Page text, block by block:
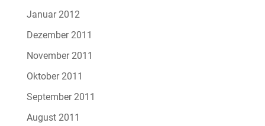
Januar 2012
Dezember 2011
November 2011
Oktober 2011
September 2011
August 2011